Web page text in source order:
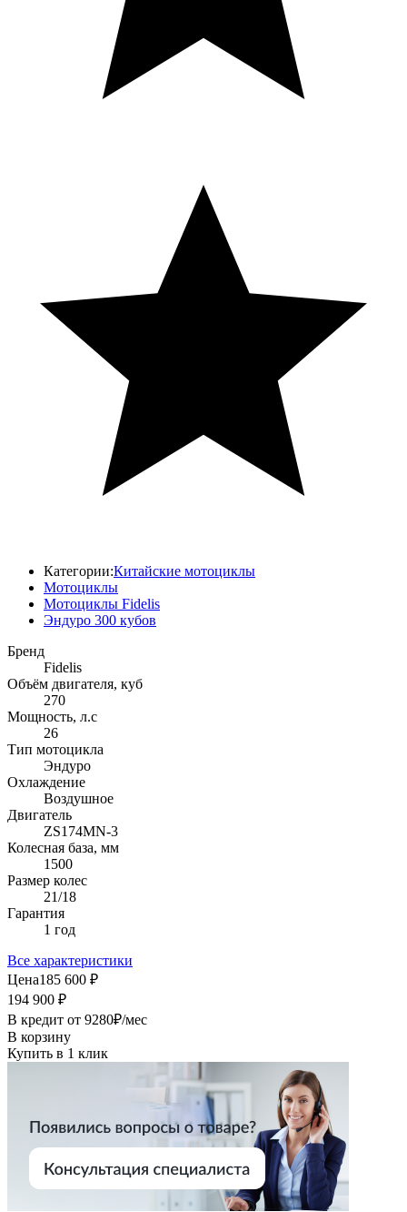
Категории:Китайские мотоциклы
Мотоциклы
Мотоциклы Fidelis
Эндуро 300 кубов
Бренд
Fidelis
Объём двигателя, куб
270
Мощность, л.с
26
Тип мотоцикла
Эндуро
Охлаждение
Воздушное
Двигатель
ZS174MN-3
Колесная база, мм
1500
Размер колес
21/18
Гарантия
1 год
Все характеристики
Цена185 600 ₽
194 900 ₽
В кредит от 9280₽/мес
В корзину
Купить в 1 клик